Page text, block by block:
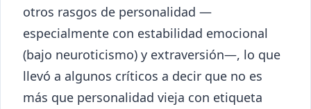
otros rasgos de personalidad —
especialmente con estabilidad emocional
(bajo neuroticismo) y extraversión—, lo que
llevó a algunos críticos a decir que no es
más que personalidad vieja con etiqueta